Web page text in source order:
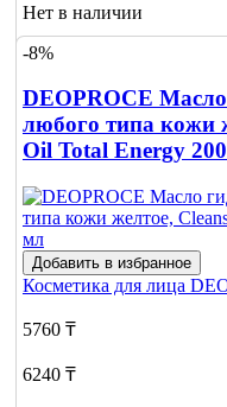
Нет в наличии
Сообщить
-8%
DEOPROCE
любого типа кожи
Oil Total Energy
Добавить в избранное
Косметика для лица
5760 ₸
6240 ₸